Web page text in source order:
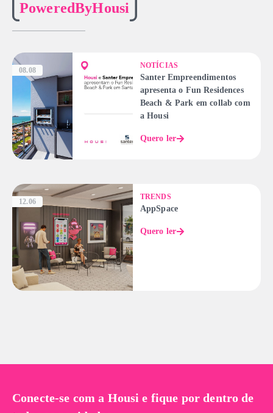
PoweredByHousi
08.08
NOTÍCIAS
Santer Empreendimentos
apresenta o Fun Residences
Beach & Park em collab com
a Housi
Quero ler
12.06
TRENDS
AppSpace
Quero ler
Conecte-se com a Housi e fique por dentro de